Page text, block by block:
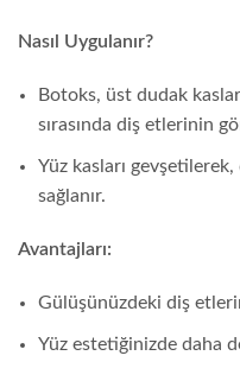
Nasıl Uygulanır?
Botoks, üst dudak
sırasında diş etlerinin
Yüz kasları
sağlanır.
Avantajları:
Gülüşünüzdeki diş
Yüz estetiğinizde daha